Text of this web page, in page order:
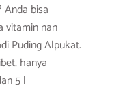
bisa
vitamin nan
Puding Alpukat.
hanya
5 l